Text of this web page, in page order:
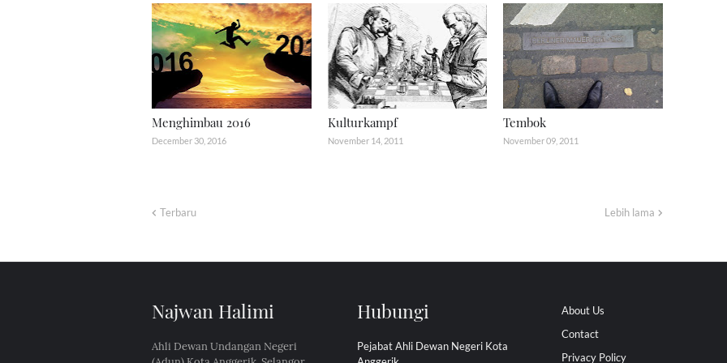
Menghimbau 2016
December 30, 2016
Kulturkampf
November 14, 2011
Tembok
November 09, 2011
Terbaru Lebih lama
Najwan Halimi
Ahli Dewan Undangan Negeri
Hubungi
Pejabat Ahli Dewan Negeri Kota
About Us
Contact
Privacy Policy